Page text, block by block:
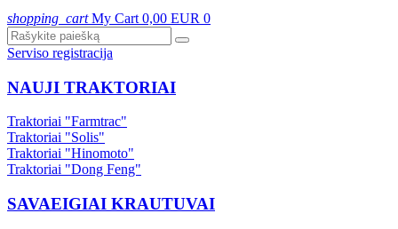
shopping_cart My Cart 0,00 EUR 0
Serviso registracija
NAUJI TRAKTORIAI
Traktoriai "Farmtrac"
Traktoriai "Solis"
Traktoriai "Hinomoto"
Traktoriai "Dong Feng"
SAVAEIGIAI KRAUTUVAI